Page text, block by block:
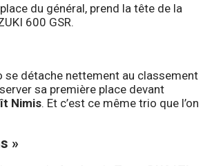
place du général, prend la tête de la
600 GSR.
se détache nettement au classement
sa première place devant
Nimis. Et c’est ce même trio que l’on
»